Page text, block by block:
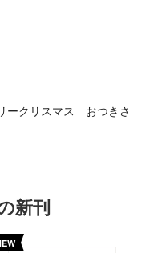
ークリスマス おつきさ
新刊